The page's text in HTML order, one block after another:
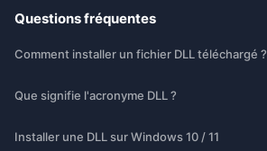
Questions fréquentes
Comment installer un fichier DLL téléchargé ?
Que signifie l'acronyme DLL ?
Installer une DLL sur Windows 10 / 11